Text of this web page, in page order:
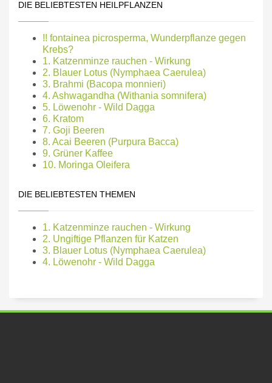
DIE BELIEBTESTEN HEILPFLANZEN
!! fontainea picrosperma, Wunderpflanze gegen
Krebs?
1. Katzenminze rauchen - Wirkung
2. Blauer Lotus (Nymphaea Caerulea)
3. Brahmi (Bacopa monnieri)
4. Ashwagandha (Withania somnifera)
5. Löwenohr - Wild Dagga
6. Kratom
7. Goji Beeren
8. Acai Beeren (Purpura Bacca)
9. Grüner Kaffee
10. Moringa Oleifera
DIE BELIEBTESTEN THEMEN
1. Katzenminze rauchen - Wirkung
2. Ungiftige Pflanzen für Katzen
3. Blauer Lotus (Nymphaea Caerulea)
4. Löwenohr - Wild Dagga